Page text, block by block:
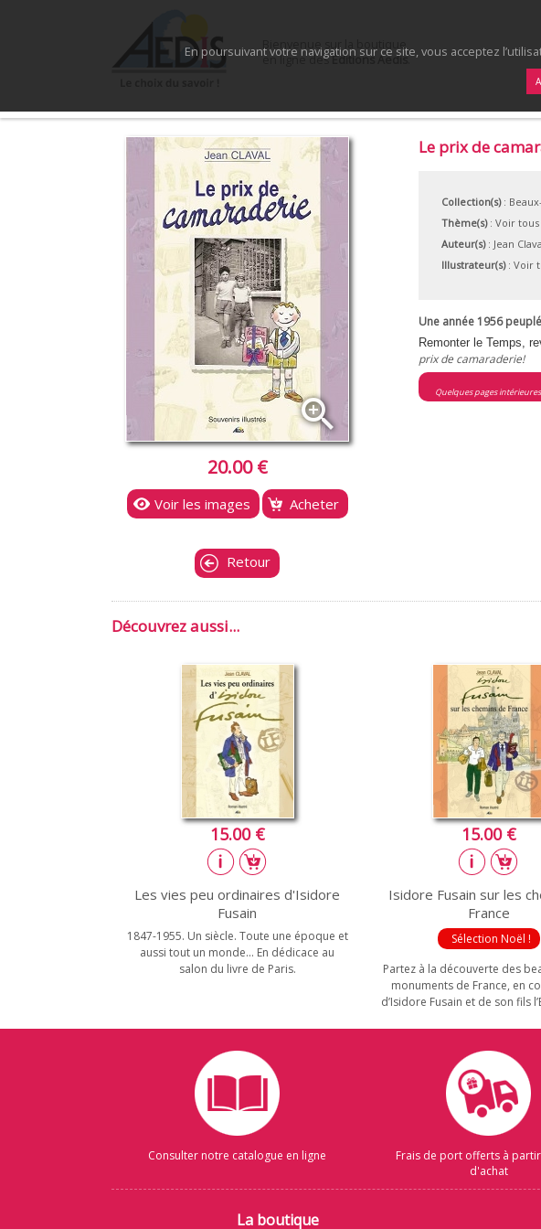
Bienvenue sur la boutique
en ligne desÉditions Aedis.
zoom_in
20.00 €
Voir les images Acheter
Retour
Le prix de
Collection(s):
Thème(s): Voir
Auteur(s): Jean
Illustrateur(s): Voir
Une année 1956
Remonter le Temps,
prix de camaraderie!
Quelques pages
Découvrez aussi...
15.00 €
Les vies peu ordinaires d'Isidore
Fusain
1847-1955. Un siècle. Toute une époque et
aussi tout un monde... En dédicace au
salon du livre de Paris.
15.00 €
Isidore Fusain sur les
France
Sélection Noël !
Partez à la découverte des
monuments de France, en
d’Isidore Fusain et de son fils
Consulter notre catalogue en ligne
Frais de port offerts à
d'achat
La boutique
En poursuivant votre navigation sur ce site, vous acceptez